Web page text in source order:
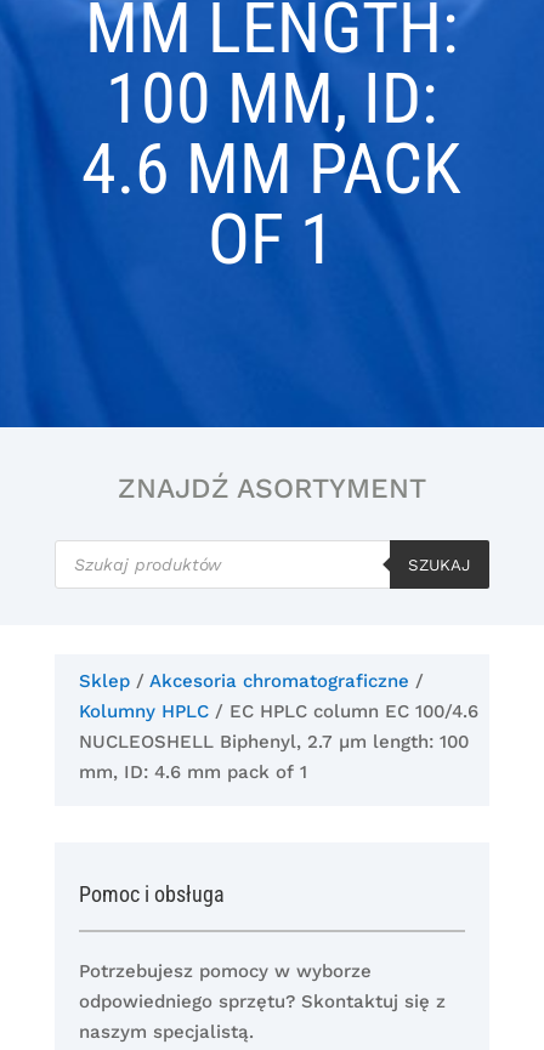
ΜM LENGTH:
100 MM, ID:
4.6 MM PACK
OF 1
ZNAJDŹ ASORTYMENT
Wyszukiwarka
produktów
SZUKAJ
Sklep/ Akcesoria chromatograficzne /
Kolumny HPLC/ EC HPLC column EC 100/4.6
NUCLEOSHELL Biphenyl, 2.7 µm length: 100
mm, ID: 4.6 mm pack of 1
Pomoc i obsługa
Potrzebujesz pomocy w wyborze
odpowiedniego sprzętu? Skontaktuj się z
naszym specjalistą.